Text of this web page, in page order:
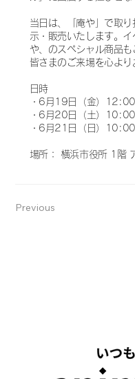
当日は、「庵や」で取
示・販売いたします。
や、のスペシャル商品も
皆さまのご来場を心より
日時
・6月19日（金）
・6月20日（土）
・6月21日（日）
場所： 横浜市役所 1階
Previous